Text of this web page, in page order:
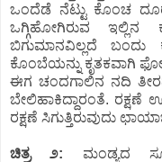
ಒಂದೆಡೆ ನೆಟ್ಟು ಕೊಂಚ
ಒಗ್ಗಿಹೋಗಿರುವ ಇಲ್ಲಿನ
ಬಿಗುಮಾನವಿಲ್ಲದೆ ಬಂದು
ಕೊಂಬೆಯನ್ನು ಕೃತಕವಾಗಿ
ಈಗ ಚಂದಗಾಲಿನ ನದಿ
ಬೇಲಿಹಾಕಿದ್ದಾರಂತೆ. ರಕ್ಷಣೆ
ರಕ್ಷಣೆ ಸಿಗುತ್ತಿರುವುದು
ಚಿತ್ರ ೨: ಮಂಡ್ಯದ